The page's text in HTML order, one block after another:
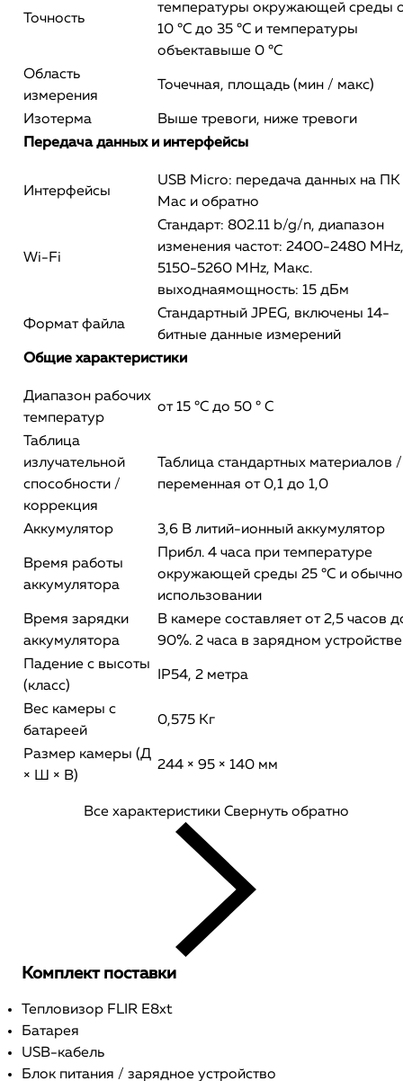
Точность
температуры окружающей среды
10 °C до 35 °C и температуры
объектавыше 0 °C
Область
измерения
Точечная, площадь (мин / макс)
Изотерма
Выше тревоги, ниже тревоги
Передача данных и интерфейсы
Интерфейсы
USB Micro: передача данных на ПК
Mac и обратно
Wi-Fi
Стандарт: 802.11 b/g/n, диапазон
изменения частот: 2400-2480 MHz,
5150-5260 MHz, Макс.
выходнаямощность: 15 дБм
Формат файла
Стандартный JPEG, включены 14-
битные данные измерений
Общие характеристики
Диапазон рабочих
температур
от 15 °C до 50 ° C
Таблица
излучательной
способности /
коррекция
Таблица стандартных материалов /
переменная от 0,1 до 1,0
Аккумулятор 3,6 В литий-ионный аккумулятор
Время работы
аккумулятора
Прибл. 4 часа при температуре
окружающей среды 25 °C и
использовании
Время зарядки
аккумулятора
В камере составляет от 2,5 часов
90%. 2 часа в зарядном устройстве
Падение с высоты
(класс)
IP54, 2 метра
Вес камеры с
батареей
0,575 Кг
Размер камеры (Д
× Ш × В)
244 × 95 × 140 мм
Все характеристики Свернуть обратно
Комплект поставки
Тепловизор FLIR E8xt
Батарея
USB-кабель
Блок питания / зарядное устройство